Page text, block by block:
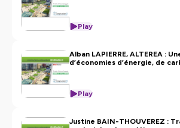
Play
Alban LAPIERRE, ALTEREA :
d’économies d’énergie, de
Play
Justine BAIN-THOUVEREZ :